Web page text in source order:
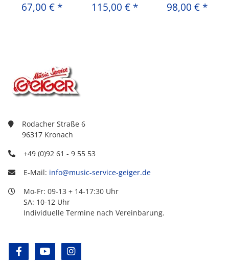
67,00 € * 115,00 € * 98,00 € *
Rodacher Straße 6
96317 Kronach
+49 (0)92 61 - 9 55 53
E-Mail: info@music-service-geiger.de
Mo-Fr: 09-13 + 14-17:30 Uhr
SA: 10-12 Uhr
Individuelle Termine nach Vereinbarung.
facebookyoutube